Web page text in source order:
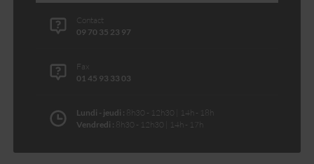
Contact
09 70 35 23 97
Fax
01 45 93 33 03
Lundi - jeudi : 8h30 - 12h30 | 14h - 18h
Vendredi : 8h30 - 12h30 | 14h - 17h